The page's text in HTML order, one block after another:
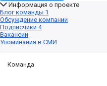
Информация о проекте
Блог команды 1
Обсуждение компании
Подписчики 4
Вакансии
Упоминания в СМИ
Команда